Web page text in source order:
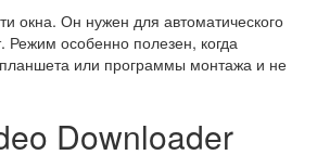
окна. Он нужен для автоматического
особенно полезен, когда
или программы монтажа и не
Downloader